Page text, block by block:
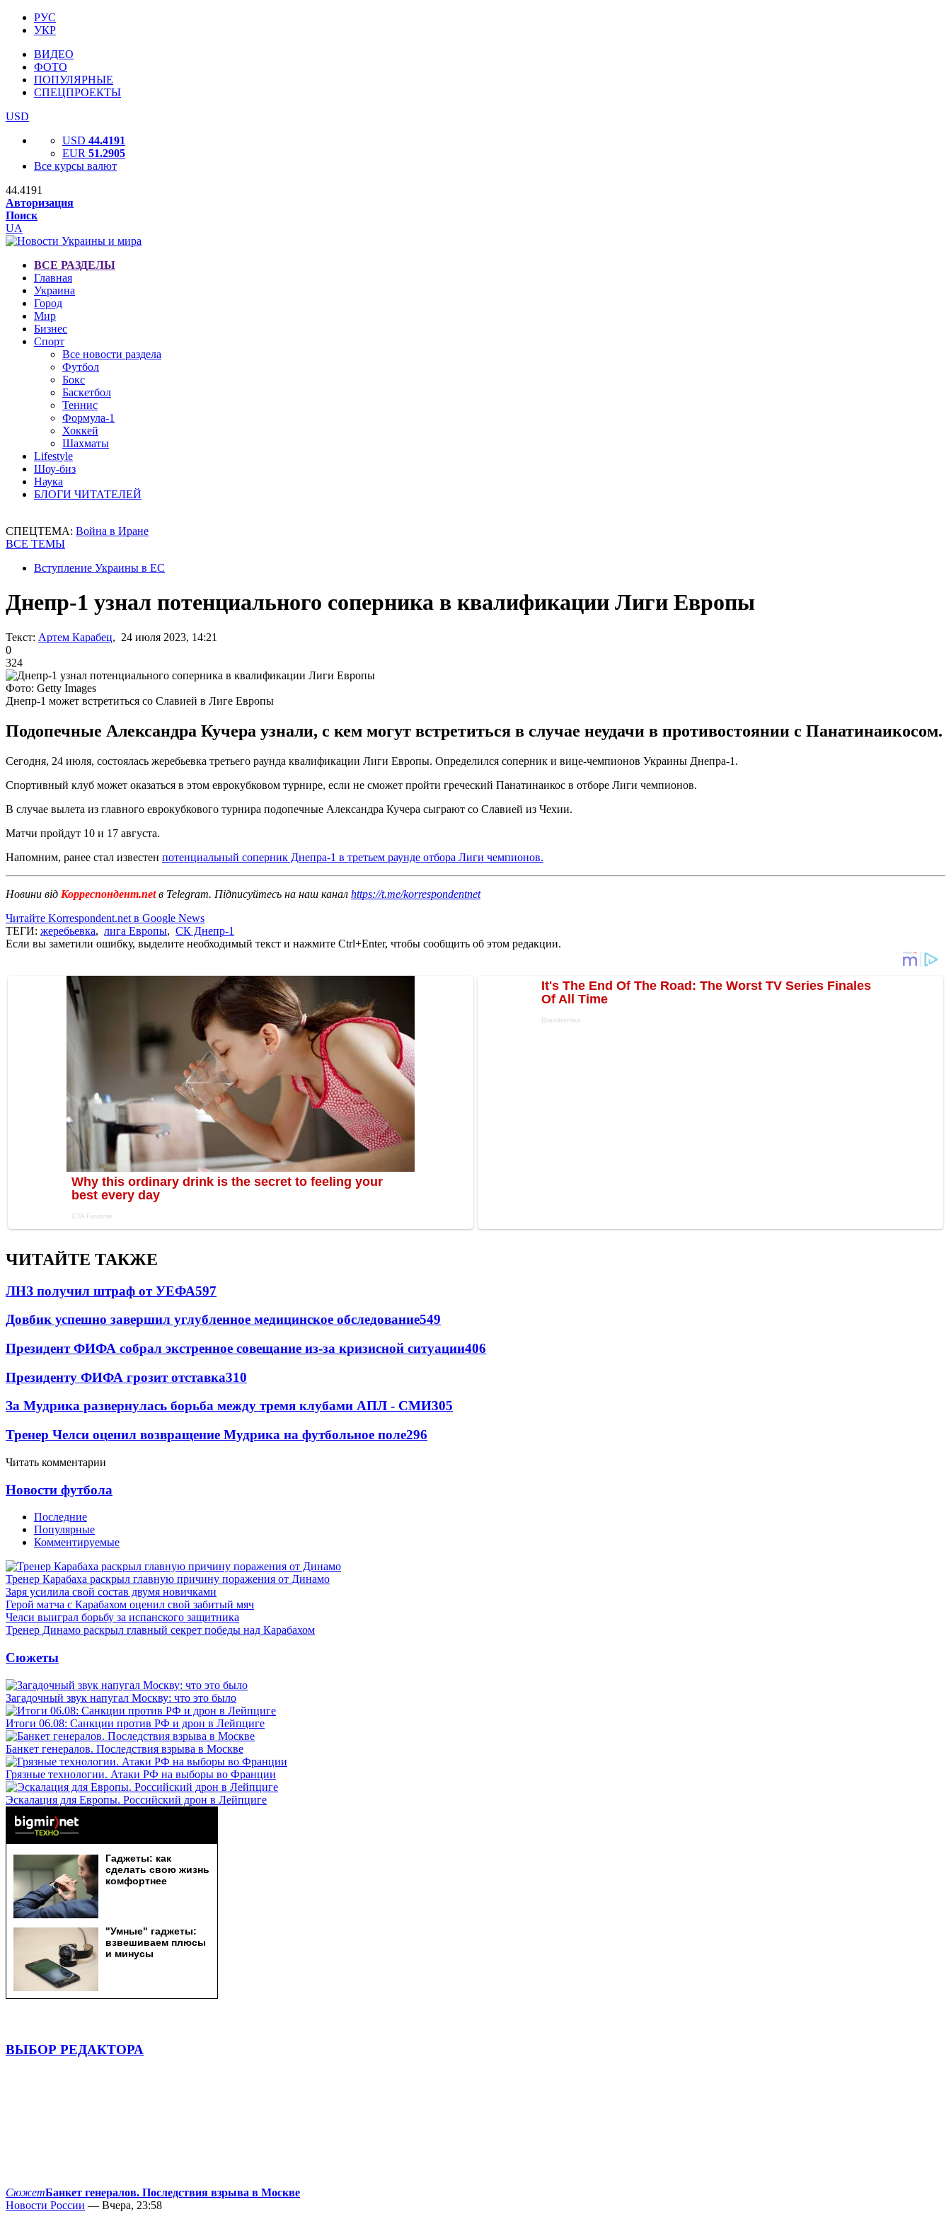
РУС
УКР
ВИДЕО
ФОТО
ПОПУЛЯРНЫЕ
СПЕЦПРОЕКТЫ
USD
USD 44.4191
EUR 51.2905
Все курсы валют
44.4191
Авторизация
Поиск
UA
ВСЕ РАЗДЕЛЫ
Главная
Украина
Город
Мир
Бизнес
Спорт
Все новости раздела
Футбол
Бокс
Баскетбол
Теннис
Формула-1
Хоккей
Шахматы
Lifestyle
Шоу-биз
Наука
БЛОГИ ЧИТАТЕЛЕЙ
СПЕЦТЕМА: Война в Иране
ВСЕ ТЕМЫ
Вступление Украины в ЕС
Днепр-1 узнал потенциального соперника в квалификации Лиги Европы
Текст: Артем Карабец, 24 июля 2023, 14:21
0
324
Фото: Getty Images
Днепр-1 может встретиться со Славией в Лиге Европы
Подопечные Александра Кучера узнали, с кем могут встретиться в случае неудачи в противостоянии с Панатинаикосом.
Сегодня, 24 июля, состоялась жеребьевка третьего раунда квалификации Лиги Европы. Определился соперник и вице-чемпионов Украины Днепра-1.
Спортивный клуб может оказаться в этом еврокубковом турнире, если не сможет пройти греческий Панатинаикос в отборе Лиги чемпионов.
В случае вылета из главного еврокубкового турнира подопечные Александра Кучера сыграют со Славией из Чехии.
Матчи пройдут 10 и 17 августа.
Напомним, ранее стал известен потенциальный соперник Днепра-1 в третьем раунде отбора Лиги чемпионов.
Новини від Корреспондент.netв Telegram. Підписуйтесь на наш канал https://t.me/korrespondentnet
Читайте Korrespondent.net в Google News
ТЕГИ: жеребьевка, лига Европы, СК Днепр-1
Если вы заметили ошибку, выделите необходимый текст и нажмите Ctrl+Enter, чтобы сообщить об этом редакции.
ЧИТАЙТЕ ТАКЖЕ
ЛНЗ получил штраф от УЕФА597
Довбик успешно завершил углубленное медицинское обследование549
Президент ФИФА собрал экстренное совещание из-за кризисной ситуации406
Президенту ФИФА грозит отставка310
За Мудрика развернулась борьба между тремя клубами АПЛ - СМИ305
Тренер Челси оценил возвращение Мудрика на футбольное поле296
Читать комментарии
Новости футбола
Последние
Популярные
Комментируемые
Тренер Карабаха раскрыл главную причину поражения от Динамо
Заря усилила свой состав двумя новичками
Герой матча с Карабахом оценил свой забитый мяч
Челси выиграл борьбу за испанского защитника
Тренер Динамо раскрыл главный секрет победы над Карабахом
Сюжеты
Загадочный звук напугал Москву: что это было
Итоги 06.08: Санкции против РФ и дрон в Лейпциге
Банкет генералов. Последствия взрыва в Москве
Грязные технологии. Атаки РФ на выборы во Франции
Эскалация для Европы. Российский дрон в Лейпциге
ВЫБОР РЕДАКТОРА
СюжетБанкет генералов. Последствия взрыва в Москве
Новости России — Вчера, 23:58